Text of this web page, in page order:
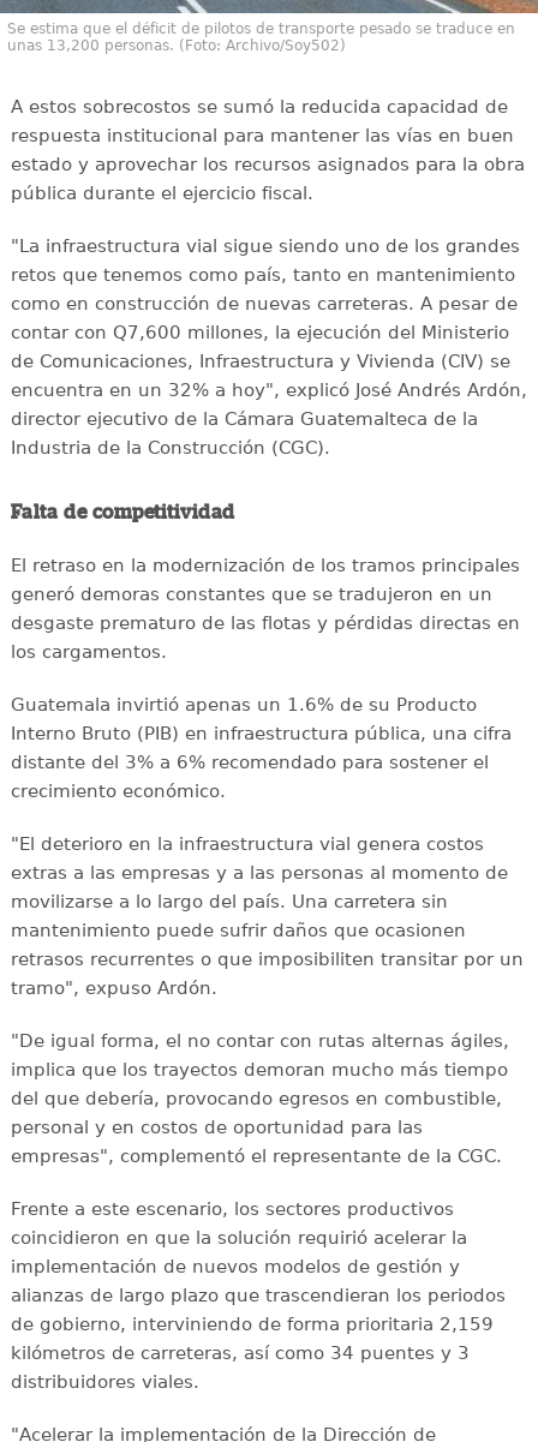
Se estima que el déficit de pilotos de transporte pesado se traduce en
unas 13,200 personas. (Foto: Archivo/Soy502)
A estos sobrecostos se sumó la reducida capacidad de
respuesta institucional para mantener las vías en buen
estado y aprovechar los recursos asignados para la obra
pública durante el ejercicio fiscal.
"La infraestructura vial sigue siendo uno de los grandes
retos que tenemos como país, tanto en mantenimiento
como en construcción de nuevas carreteras. A pesar de
contar con Q7,600 millones, la ejecución del Ministerio
de Comunicaciones, Infraestructura y Vivienda (CIV) se
encuentra en un 32% a hoy", explicó José Andrés Ardón,
director ejecutivo de la Cámara Guatemalteca de la
Industria de la Construcción (CGC).
Falta de competitividad
El retraso en la modernización de los tramos principales
generó demoras constantes que se tradujeron en un
desgaste prematuro de las flotas y pérdidas directas en
los cargamentos.
Guatemala invirtió apenas un 1.6% de su Producto
Interno Bruto (PIB) en infraestructura pública, una cifra
distante del 3% a 6% recomendado para sostener el
crecimiento económico.
"El deterioro en la infraestructura vial genera costos
extras a las empresas y a las personas al momento de
movilizarse a lo largo del país. Una carretera sin
mantenimiento puede sufrir daños que ocasionen
retrasos recurrentes o que imposibiliten transitar por un
tramo", expuso Ardón.
"De igual forma, el no contar con rutas alternas ágiles,
implica que los trayectos demoran mucho más tiempo
del que debería, provocando egresos en combustible,
personal y en costos de oportunidad para las
empresas", complementó el representante de la CGC.
Frente a este escenario, los sectores productivos
coincidieron en que la solución requirió acelerar la
implementación de nuevos modelos de gestión y
alianzas de largo plazo que trascendieran los periodos
de gobierno, interviniendo de forma prioritaria 2,159
kilómetros de carreteras, así como 34 puentes y 3
distribuidores viales.
"Acelerar la implementación de la Dirección de